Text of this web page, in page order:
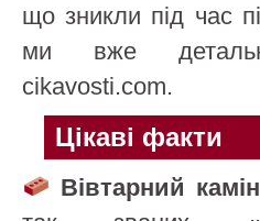
що зникли під час
ми вже
cikavosti.com.
Цікаві факти
Вівтарний